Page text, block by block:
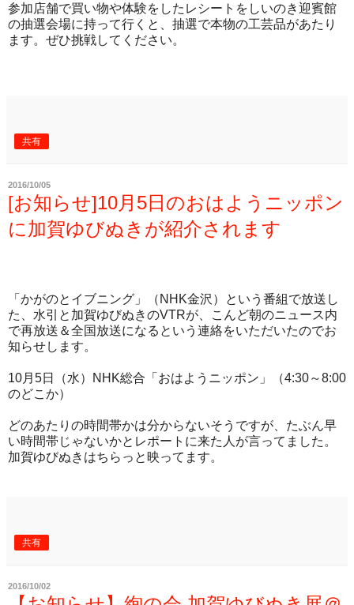
参加店舗で買い物や体験をしたレシートをしいのき迎賓館
の抽選会場に持って行くと、抽選で本物の工芸品があたり
ます。ぜひ挑戦してください。
共有
2016/10/05
[お知らせ]10月5日のおはようニッポン
に加賀ゆびぬきが紹介されます
「かがのとイブニング」（NHK金沢）という番組で放送し
た、水引と加賀ゆびぬきのVTRが、こんど朝のニュース内
で再放送＆全国放送になるという連絡をいただいたのでお
知らせします。
10月5日（水）NHK総合「おはようニッポン」（4:30～8:00
のどこか）
どのあたりの時間帯かは分からないそうですが、たぶん早
い時間帯じゃないかとレポートに来た人が言ってました。
加賀ゆびぬきはちらっと映ってます。
共有
2016/10/02